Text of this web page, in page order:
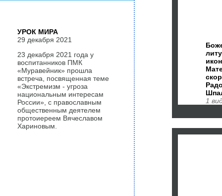
1
УРОК МИРА
29 декабря 2021
23 декабря 2021 года у
воспитанников ПМК
«Муравейник» прошла
встреча, посвященная теме
«Экстремизм - угроза
национальным интересам
России», с православным
общественным деятелем
протоиереем Вячеславом
Хариновым.